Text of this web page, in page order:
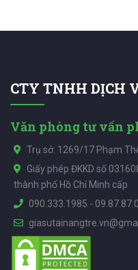
CTY TNHH DỊCH
Văn phòng tư vấn
Trụ sở: 1269/17 Phạm
Giấy phép ĐKKD số
thành phố Hồ Chí Minh cấp
090.333.1985 -